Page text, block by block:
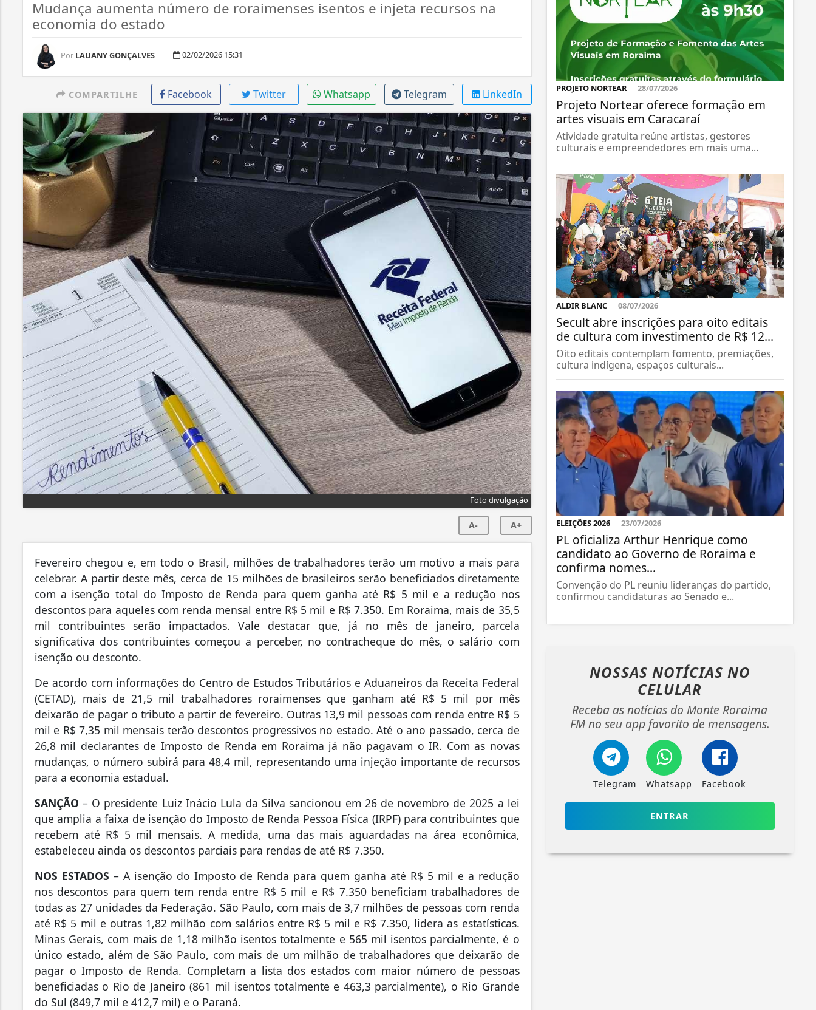
Mudança aumenta número de roraimenses isentos e injeta recursos na
economia do estado
Por LAUANY GONÇALVES 02/02/2026 15:31
COMPARTILHE Facebook Twitter Whatsapp Telegram LinkedIn
Foto divulgação
A- A+
Fevereiro chegou e, em todo o Brasil, milhões de trabalhadores terão um motivo a mais para
celebrar. A partir deste mês, cerca de 15 milhões de brasileiros serão beneficiados diretamente
com a isenção total do Imposto de Renda para quem ganha até R$ 5 mil e a redução nos
descontos para aqueles com renda mensal entre R$ 5 mil e R$ 7.350. Em Roraima, mais de 35,5
mil contribuintes serão impactados. Vale destacar que, já no mês de janeiro, parcela
significativa dos contribuintes começou a perceber, no contracheque do mês, o salário com
isenção ou desconto.
De acordo com informações do Centro de Estudos Tributários e Aduaneiros da Receita Federal
(CETAD), mais de 21,5 mil trabalhadores roraimenses que ganham até R$ 5 mil por mês
deixarão de pagar o tributo a partir de fevereiro. Outras 13,9 mil pessoas com renda entre R$ 5
mil e R$ 7,35 mil mensais terão descontos progressivos no estado. Até o ano passado, cerca de
26,8 mil declarantes de Imposto de Renda em Roraima já não pagavam o IR. Com as novas
mudanças, o número subirá para 48,4 mil, representando uma injeção importante de recursos
para a economia estadual.
SANÇÃO – O presidente Luiz Inácio Lula da Silva sancionou em 26 de novembro de 2025 a lei
que amplia a faixa de isenção do Imposto de Renda Pessoa Física (IRPF) para contribuintes que
recebem até R$ 5 mil mensais. A medida, uma das mais aguardadas na área econômica,
estabeleceu ainda os descontos parciais para rendas de até R$ 7.350.
NOS ESTADOS – A isenção do Imposto de Renda para quem ganha até R$ 5 mil e a redução
nos descontos para quem tem renda entre R$ 5 mil e R$ 7.350 beneficiam trabalhadores de
todas as 27 unidades da Federação. São Paulo, com mais de 3,7 milhões de pessoas com renda
até R$ 5 mil e outras 1,82 milhão com salários entre R$ 5 mil e R$ 7.350, lidera as estatísticas.
Minas Gerais, com mais de 1,18 milhão isentos totalmente e 565 mil isentos parcialmente, é o
único estado, além de São Paulo, com mais de um milhão de trabalhadores que deixarão de
pagar o Imposto de Renda. Completam a lista dos estados com maior número de pessoas
beneficiadas o Rio de Janeiro (861 mil isentos totalmente e 463,3 parcialmente), o Rio Grande
do Sul (849,7 mil e 412,7 mil) e o Paraná.
PROJETO NORTEAR 28/07/2026
Projeto Nortear oferece formação em
artes visuais em Caracaraí
Atividade gratuita reúne artistas, gestores
culturais e empreendedores em mais uma...
ALDIR BLANC 08/07/2026
Secult abre inscrições para oito editais
de cultura com investimento de R$ 12...
Oito editais contemplam fomento, premiações,
cultura indígena, espaços culturais...
ELEIÇÕES 2026 23/07/2026
PL oficializa Arthur Henrique como
candidato ao Governo de Roraima e
confirma nomes...
Convenção do PL reuniu lideranças do partido,
confirmou candidaturas ao Senado e...
NOSSAS NOTÍCIAS NO
CELULAR
Receba as notícias do Monte Roraima
FM no seu app favorito de mensagens.
Telegram Whatsapp Facebook
ENTRAR